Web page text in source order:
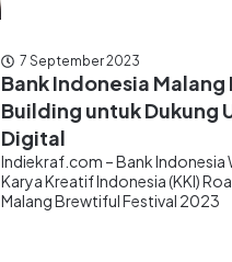
7 September 2023
Bank Indonesia
Building untuk Dukung
Digital
Indiekraf.com – Bank Indonesia
Karya Kreatif Indonesia (KKI)
Malang Brewtiful Festival 2023